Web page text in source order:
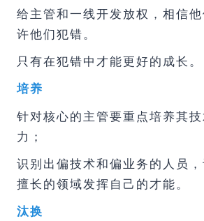
给主管和一线开发放权，相信
许他们犯错。
只有在犯错中才能更好的成长。
培养
针对核心的主管要重点培养其
力；
识别出偏技术和偏业务的人员
擅长的领域发挥自己的才能。
汰换